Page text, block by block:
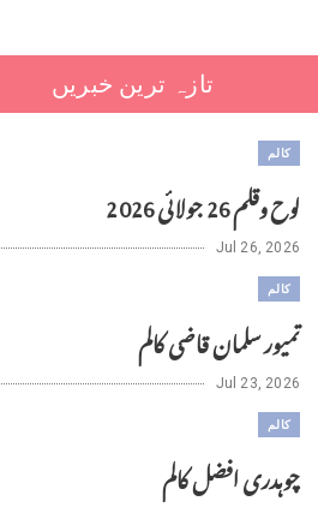
تازہ ترین خبریں
کالم
لوح وقلم 26 جولائی 2026
Jul 26, 2026
کالم
تمیور سلمان قاضی کالم
Jul 23, 2026
کالم
چوہدری افضل کالم